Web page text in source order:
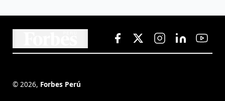
© 2026, Forbes Perú